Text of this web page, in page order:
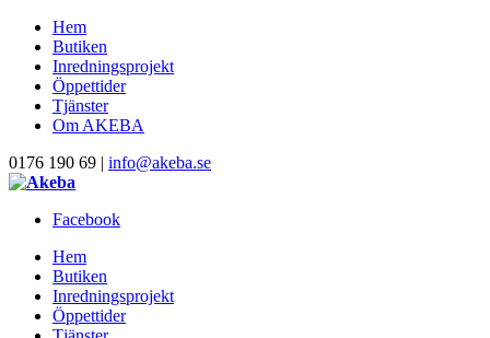
Hem
Butiken
Inredningsprojekt
Öppettider
Tjänster
Om AKEBA
0176 190 69 | info@akeba.se
Facebook
Hem
Butiken
Inredningsprojekt
Öppettider